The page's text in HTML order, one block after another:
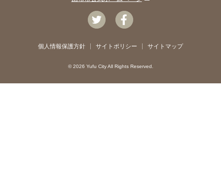
個人情報保護方針 サイトポリシー サイトマップ
©2026 Yufu City All Rights Reserved.